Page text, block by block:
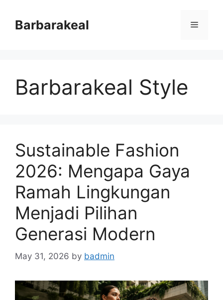
contentBarbarakeal Menu
Barbarakeal Style
Sustainable Fashion
2026: Mengapa Gaya
Ramah Lingkungan
Menjadi Pilihan
Generasi Modern
May 31, 2026 by badmin